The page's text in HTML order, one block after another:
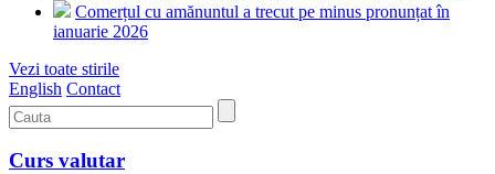
Comerțul cu amănuntul a trecut pe minus pronunțat în
ianuarie 2026
Vezi toate stirile
English Contact
Curs valutar